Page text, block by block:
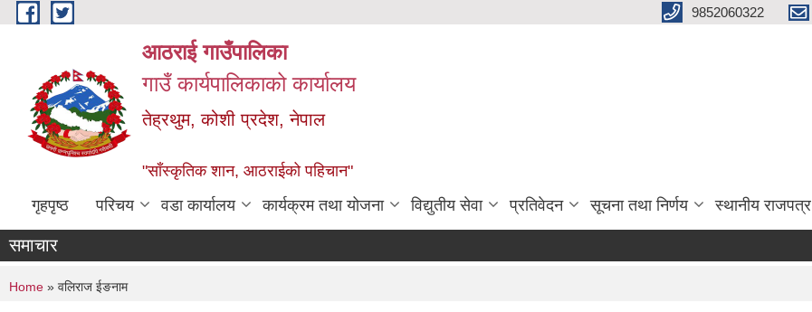
Skip to main content 9852060322
आठराई गाउँपालिका
गाउँ कार्यपालिकाको कार्यालय
तेह्रथुम, कोशी प्रदेश, नेपाल
"साँस्कृतिक शान, आठराईको पहिचान"
गृहपृष्ठ परिचय वडा कार्यालय कार्यक्रम तथा योजना विद्युतीय सेवा प्रतिवेदन सूचना तथा निर्णय स्थानीय राजपत्र
समाचार
You are here
Home » वलिराज ईङनाम